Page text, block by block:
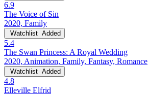
6.9
The Voice of Sin
2020, Family
Watchlist Added
5.4
The Swan Princess: A Royal Wedding
2020, Animation, Family, Fantasy, Romance
Watchlist Added
4.8
Elleville Elfrid